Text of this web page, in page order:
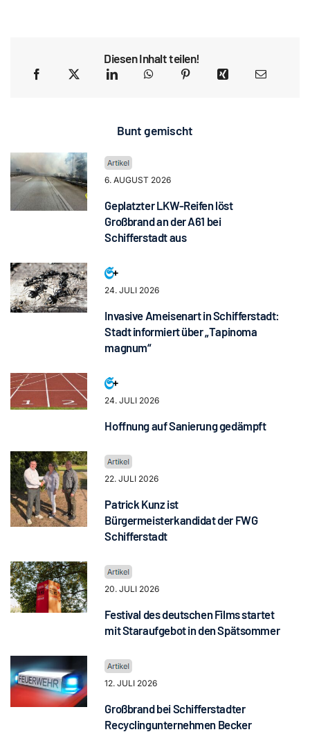
Diesen Inhalt teilen!
Bunt gemischt
6. AUGUST 2026
Geplatzter LKW-Reifen löst
Großbrand an der A61 bei
Schifferstadt aus
24. JULI 2026
Invasive Ameisenart in Schifferstadt:
Stadt informiert über „Tapinoma
magnum“
24. JULI 2026
Hoffnung auf Sanierung gedämpft
22. JULI 2026
Patrick Kunz ist
Bürgermeisterkandidat der FWG
Schifferstadt
20. JULI 2026
Festival des deutschen Films startet
mit Staraufgebot in den Spätsommer
12. JULI 2026
Großbrand bei Schifferstadter
Recyclingunternehmen Becker